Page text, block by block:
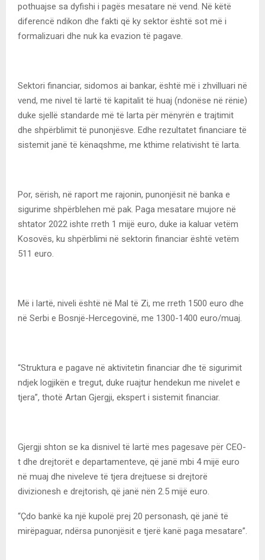
pothuajse sa dyfishi i pagës mesatare në vend. Në këtë
diferencë ndikon dhe fakti që ky sektor është sot më i
formalizuari dhe nuk ka evazion të pagave.
Sektori financiar, sidomos ai bankar, është më i zhvilluari në
vend, me nivel të lartë të kapitalit të huaj (ndonëse në rënie)
duke sjellë standarde më të larta për mënyrën e trajtimit
dhe shpërblimit të punonjësve. Edhe rezultatet financiare të
sistemit janë të kënaqshme, me kthime relativisht të larta.
Por, sërish, në raport me rajonin, punonjësit në banka e
sigurime shpërblehen më pak. Paga mesatare mujore në
shtator 2022 ishte rreth 1 mijë euro, duke ia kaluar vetëm
Kosovës, ku shpërblimi në sektorin financiar është vetëm
511 euro.
Më i lartë, niveli është në Mal të Zi, me rreth 1500 euro dhe
në Serbi e Bosnjë-Hercegovinë, me 1300-1400 euro/muaj.
“Struktura e pagave në aktivitetin financiar dhe të sigurimit
ndjek logjikën e tregut, duke ruajtur hendekun me nivelet e
tjera”, thotë Artan Gjergji, ekspert i sistemit financiar.
Gjergji shton se ka disnivel të lartë mes pagesave për CEO-
t dhe drejtorët e departamenteve, që janë mbi 4 mijë euro
në muaj dhe niveleve të tjera drejtuese si drejtorë
divizionesh e drejtorish, që janë nën 2.5 mijë euro.
“Çdo bankë ka një kupolë prej 20 personash, që janë të
mirëpaguar, ndërsa punonjësit e tjerë kanë paga mesatare”.